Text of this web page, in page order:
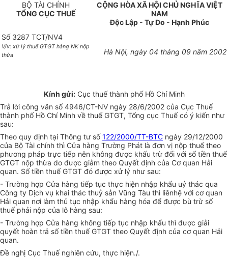
BỘ TÀI CHÍNH
TỔNG CỤC THUẾ
CỘNG HÒA XÃ HỘI CHỦ NGHĨA VIỆT
NAM
Độc Lập - Tự Do - Hạnh Phúc
Số 3287 TCT/NV4
V/v: xử lý thuế GTGT hàng NK nộp
thừa
Hà Nội, ngày 04 tháng 09 năm 2002
Kính gửi:Cục thuế thành phố Hồ Chí Minh
Trả lời công văn số 4946/CT-NV ngày 28/6/2002 của Cục Thuế
thành phố Hồ Chí Minh về thuế GTGT, Tổng cục Thuế có ý kiến như
sau:
Theo quy định tại Thông tư số122/2000/TT-BTC ngày 29/12/2000
của Bộ Tài chính thì Cửa hàng Trường Phát là đơn vị nộp thuế theo
phương pháp trực tiếp nên không được khấu trừ đối với số tiền thuế
GTGT nộp thừa do được giảm theo Quyết định của Cơ quan Hải
quan. Số tiền thuế GTGT đó được xử lý như sau:
- Trường hợp Cửa hàng tiếp tục thực hiện nhập khẩu uỷ thác qua
Công ty Dịch vụ khai thác thuỷ sản Vũng Tàu thì liênhệ với cơ quan
Hải quan nơi làm thủ tục nhập khẩu hàng hóa để được bù trừ số
thuế phải nộp của lô hàng sau:
- Trường hợp Cửa hàng không tiếp tục nhập khẩu thì được giải
quyết hoàn trả số tiền thuế GTGT theo Quyết định của cơ quan Hải
quan.
Đề nghị Cục Thuế nghiên cứu, thực hiện./.